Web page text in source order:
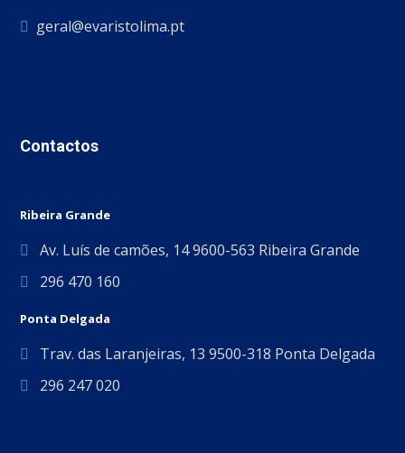
geral@evaristolima.pt
Contactos
Ribeira Grande
Av. Luís de camões, 14 9600-563 Ribeira Grande
296 470 160
Ponta Delgada
Trav. das Laranjeiras, 13 9500-318 Ponta Delgada
296 247 020